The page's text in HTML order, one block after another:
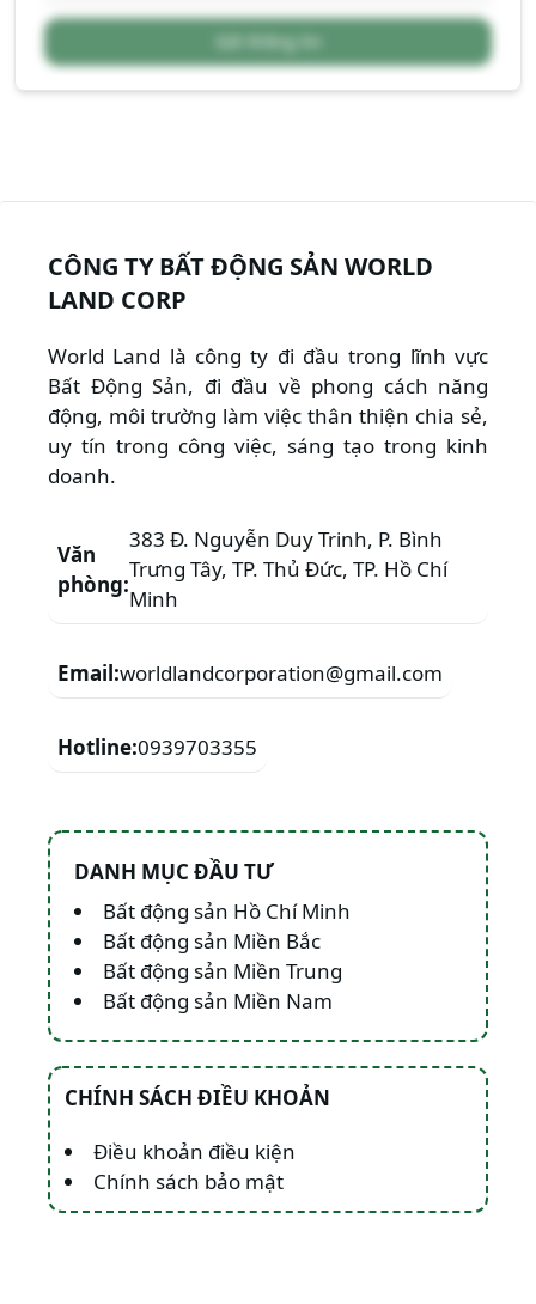
Gửi thông tin
CÔNG TY BẤT ĐỘNG SẢN WORLD
LAND CORP
World Land là công ty đi đầu trong lĩnh vực
Bất Động Sản, đi đầu về phong cách năng
động, môi trường làm việc thân thiện chia sẻ,
uy tín trong công việc, sáng tạo trong kinh
doanh.
Văn
phòng:
383 Đ. Nguyễn Duy Trinh, P. Bình
Trưng Tây, TP. Thủ Đức, TP. Hồ Chí
Minh
Email:worldlandcorporation@gmail.com
Hotline:0939703355
DANH MỤC ĐẦU TƯ
Bất động sản Hồ Chí Minh
Bất động sản Miền Bắc
Bất động sản Miền Trung
Bất động sản Miền Nam
CHÍNH SÁCH ĐIỀU KHOẢN
Điều khoản điều kiện
Chính sách bảo mật